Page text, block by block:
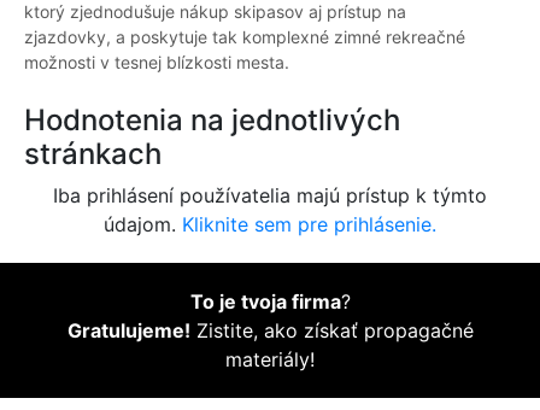
ktorý zjednodušuje nákup skipasov aj prístup na
zjazdovky, a poskytuje tak komplexné zimné rekreačné
možnosti v tesnej blízkosti mesta.
Hodnotenia na jednotlivých
stránkach
Iba prihlásení používatelia majú prístup k týmto
údajom. Kliknite sem pre prihlásenie.
To je tvoja firma?
Gratulujeme! Zistite, ako získať propagačné
materiály!